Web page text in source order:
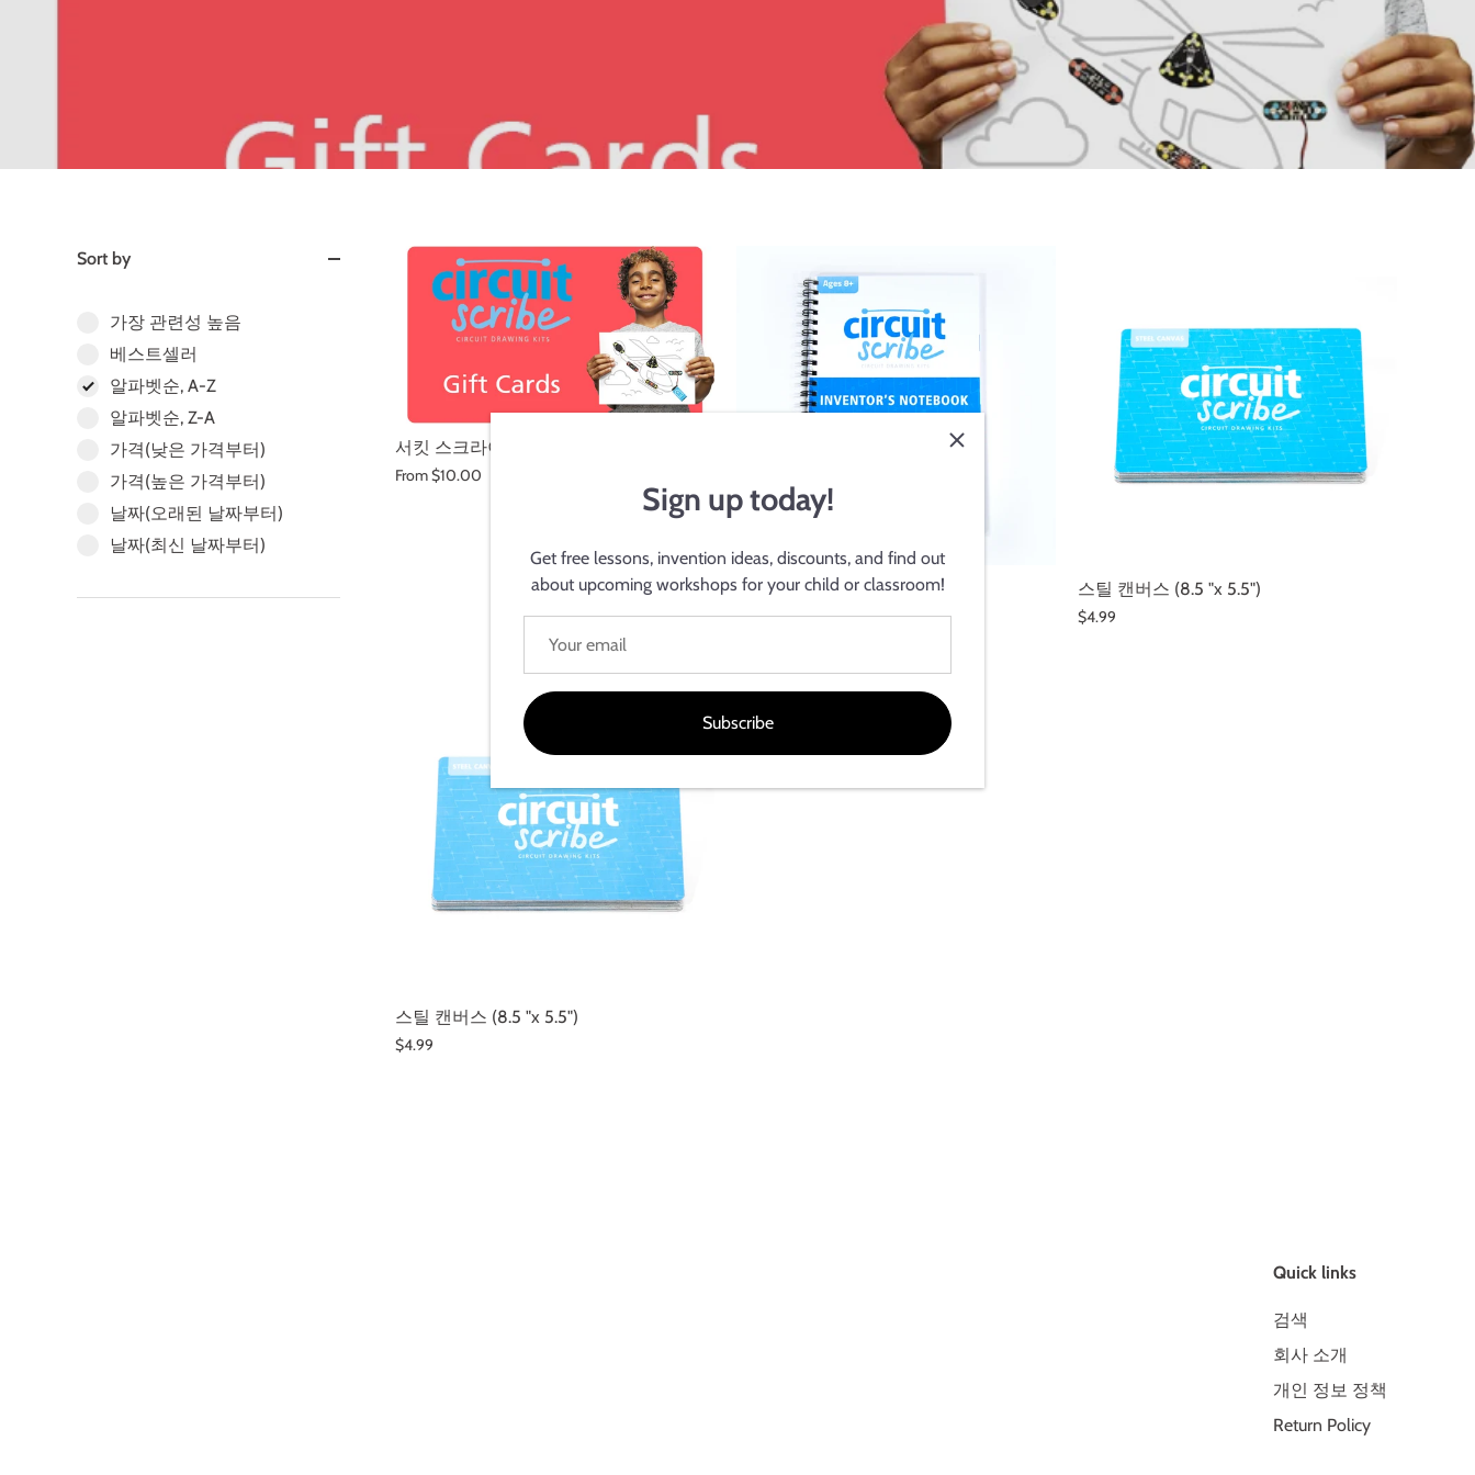
Sort by
가장 관련성 높음
베스트셀러
알파벳순, A-Z
알파벳순, Z-A
가격(낮은 가격부터)
가격(높은 가격부터)
날짜(오래된 날짜부터)
날짜(최신 날짜부터)
서킷 스크라이브 기프트 카드
From$10.00
발명가의 노트북
$14.99
스틸 캔버스 (8.5 "x 5.5")
$4.99
스틸 캔버스 (8.5 "x 5.5")
$4.99
Sign up today!
Get free lessons, invention ideas, discounts, and find out
about upcoming workshops for your child or classroom!
Subscribe
Quick links
검색
회사 소개
개인 정보 정책
Return Policy